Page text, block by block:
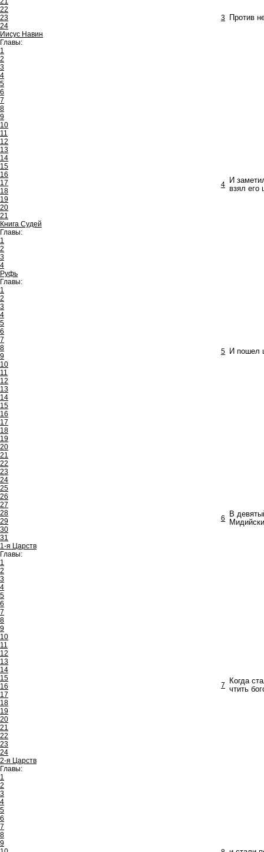
22
23
24
Иисус Навин
Главы:
1
2
3
4
5
6
7
8
9
10
11
12
13
14
15
16
17
18
19
20
21
Книга Судей
Главы:
1
2
3
4
Руфь
Главы:
1
2
3
4
5
6
7
8
9
10
11
12
13
14
15
16
17
18
19
20
21
22
23
24
25
26
27
28
29
30
31
1-я Царств
Главы:
1
2
3
4
5
6
7
8
9
10
11
12
13
14
15
16
17
18
19
20
21
22
23
24
2-я Царств
Главы:
1
2
3
4
5
6
7
8
9
3 Против
4
И
взял его
5 И пошел
6
В
7
Когда
чтить